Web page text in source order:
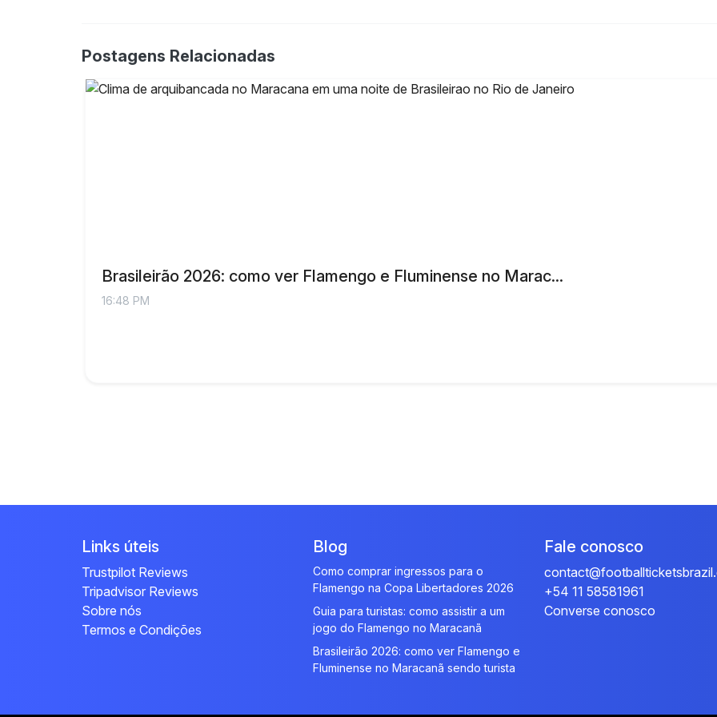
Postagens Relacionadas
Brasileirão 2026: como ver Flamengo e Fluminense no Marac...
16:48 PM
Links úteis
Trustpilot Reviews
Tripadvisor Reviews
Sobre nós
Termos e Condições
Blog
Como comprar ingressos para o
Flamengo na Copa Libertadores 2026
Guia para turistas: como assistir a um
jogo do Flamengo no Maracanã
Brasileirão 2026: como ver Flamengo e
Fluminense no Maracanã sendo turista
Fale conosco
+54 11 58581961
Converse conosco